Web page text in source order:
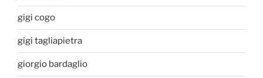
gigi cogo
gigi tagliapietra
giorgio bardaglio